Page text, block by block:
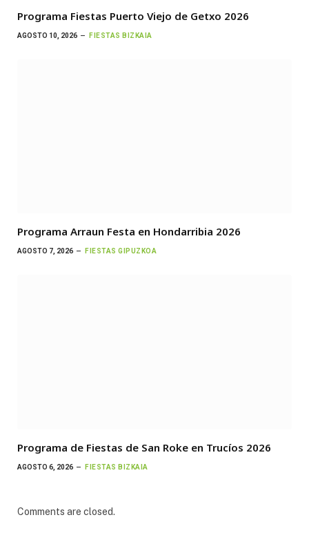
Programa Fiestas Puerto Viejo de Getxo 2026
AGOSTO 10, 2026 FIESTAS BIZKAIA
Programa Arraun Festa en Hondarribia 2026
AGOSTO 7, 2026 FIESTAS GIPUZKOA
Programa de Fiestas de San Roke en Trucíos 2026
AGOSTO 6, 2026 FIESTAS BIZKAIA
Comments are closed.